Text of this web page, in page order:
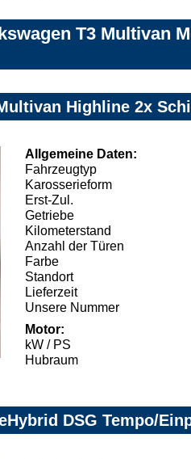
T3 Multivan
Highline 2x
Allgemeine Daten:
Fahrzeugtyp
Karosserieform
Erst-Zul.
Getriebe
Kilometerstand
Anzahl der Türen
Farbe
Standort
Lieferzeit
Unsere Nummer
Motor:
kW / PS
Hubraum
DSG Tempo/